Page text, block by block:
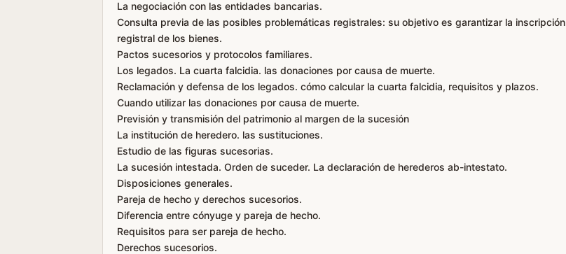
La negociación con las entidades bancarias.
Consulta previa de las posibles problemáticas registrales: su objetivo es garantizar la inscripción
registral de los bienes.
Pactos sucesorios y protocolos familiares.
Los legados. La cuarta falcidia. las donaciones por causa de muerte.
Reclamación y defensa de los legados. cómo calcular la cuarta falcidia, requisitos y plazos.
Cuando utilizar las donaciones por causa de muerte.
Previsión y transmisión del patrimonio al margen de la sucesión
La institución de heredero. las sustituciones.
Estudio de las figuras sucesorias.
La sucesión intestada. Orden de suceder. La declaración de herederos ab-intestato.
Disposiciones generales.
Pareja de hecho y derechos sucesorios.
Diferencia entre cónyuge y pareja de hecho.
Requisitos para ser pareja de hecho.
Derechos sucesorios.